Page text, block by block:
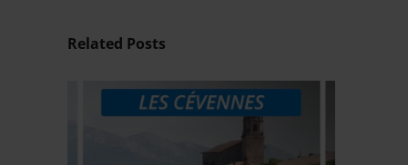
Related Posts